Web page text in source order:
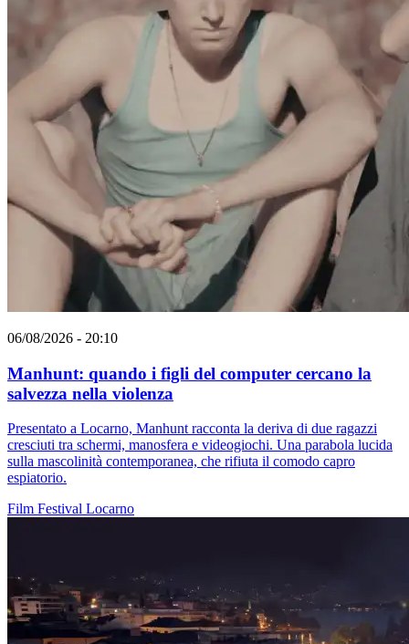
06/08/2026 - 20:10
Manhunt: quando i figli del computer cercano la
salvezza nella violenza
Presentato a Locarno, Manhunt racconta la deriva di due ragazzi
cresciuti tra schermi, manosfera e videogiochi. Una parabola lucida
sulla mascolinità contemporanea, che rifiuta il comodo capro
espiatorio.
Film Festival Locarno